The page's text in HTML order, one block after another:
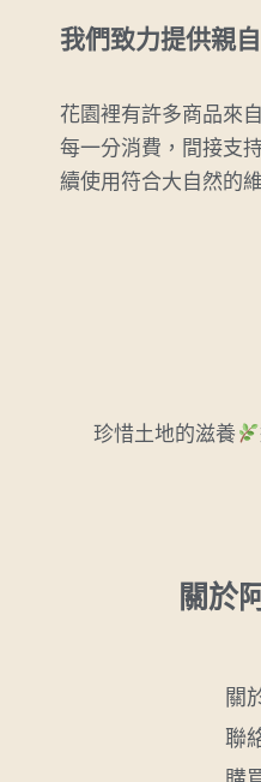
我們致力提供親
花園裡有許多商品來
每一分消費，間接支
續使用符合大自然的
珍惜土地的滋養
關於
關
聯